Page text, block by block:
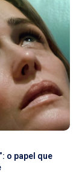
o papel que